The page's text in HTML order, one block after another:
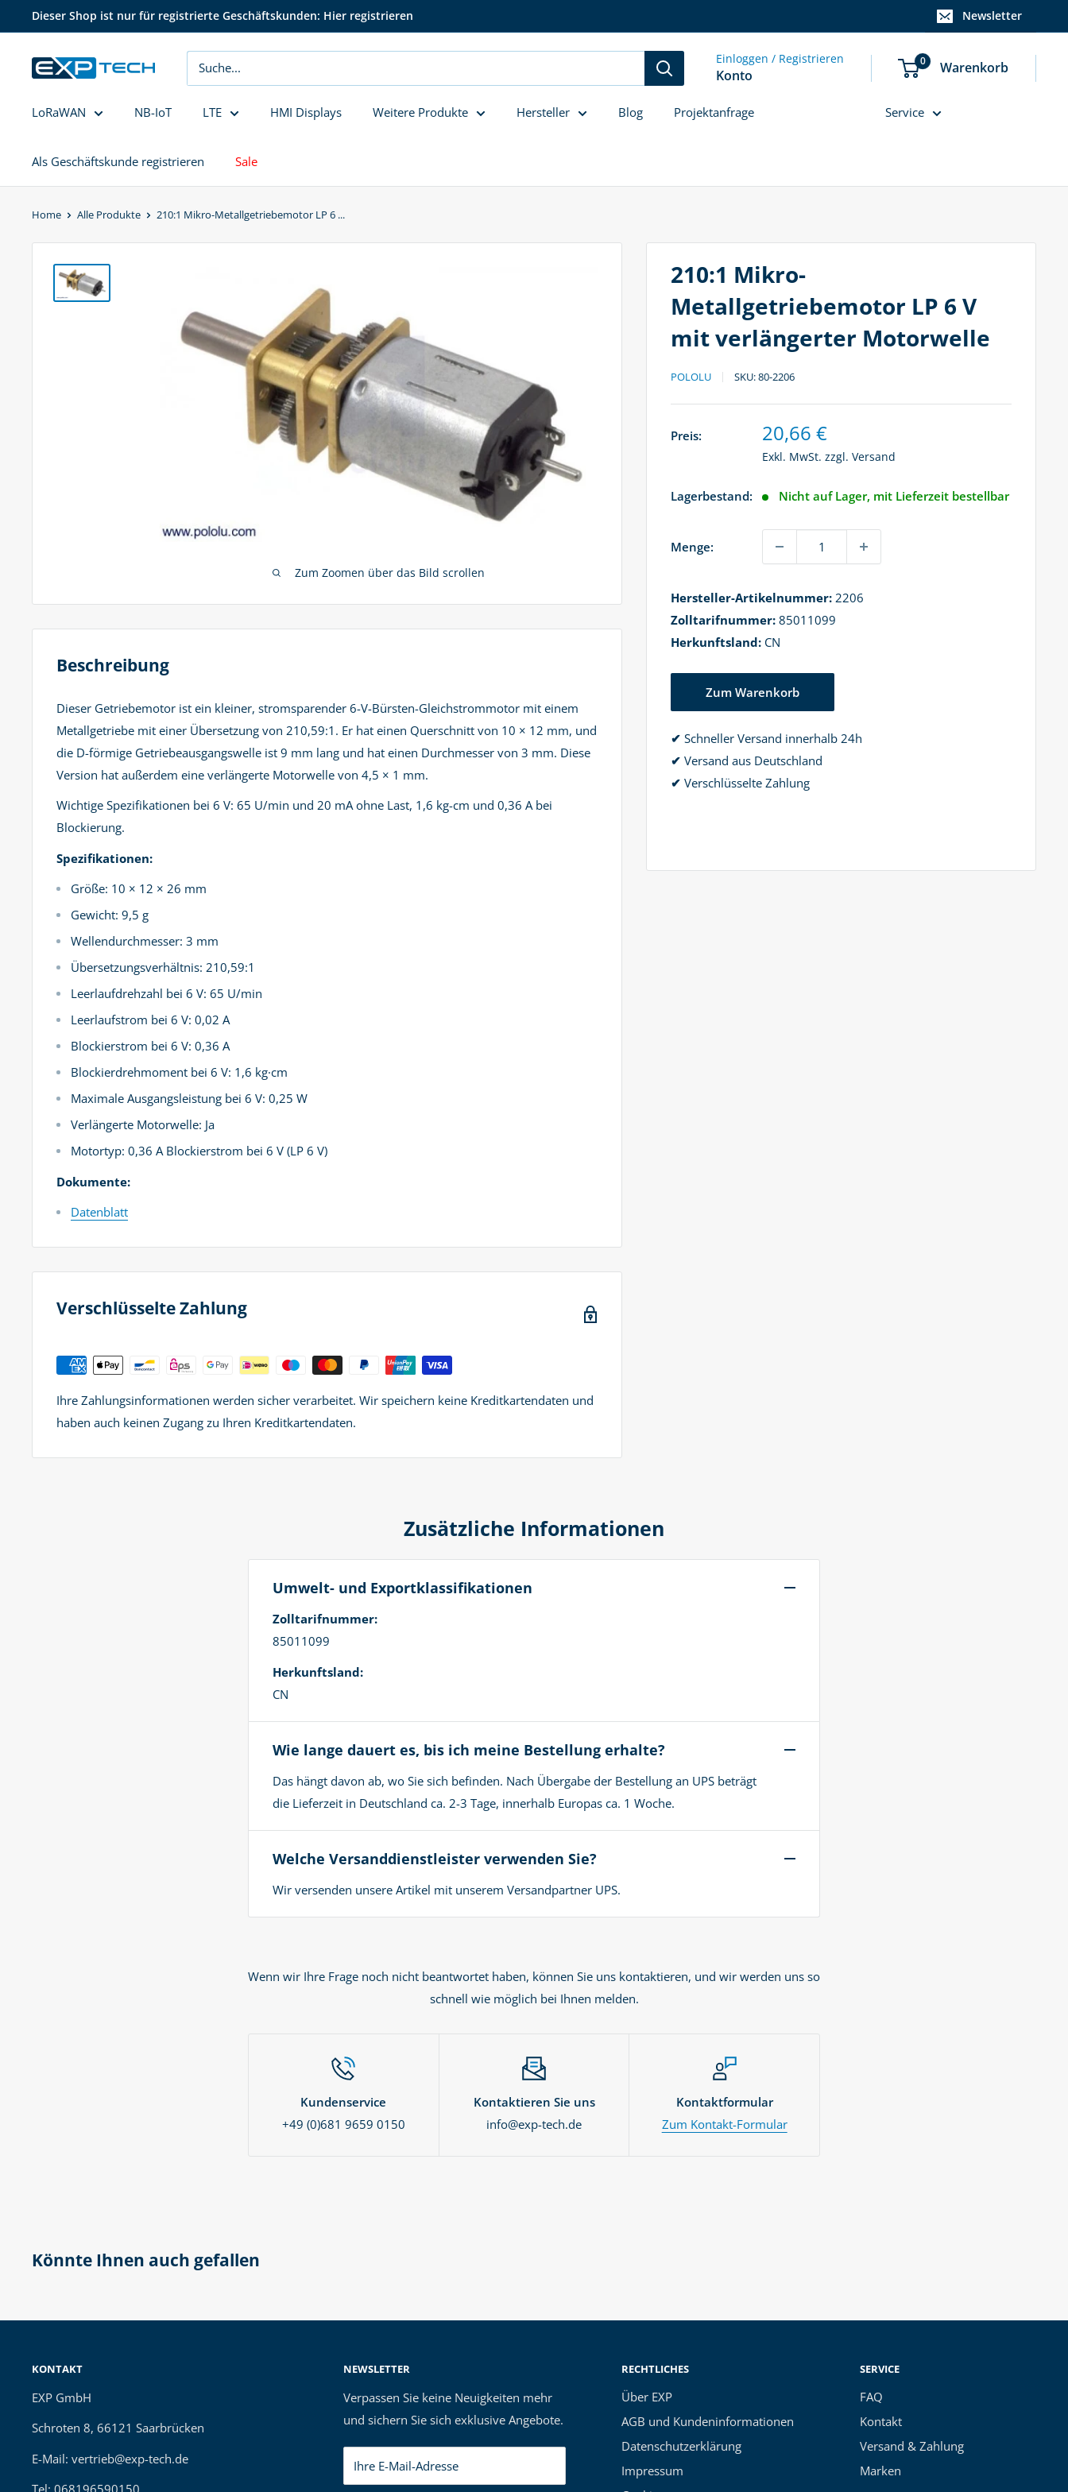
zum
Dieser Shop ist nur für registrierte Geschäftskunden: Hier registrieren Newsletter
EXP
Einloggen / Registrieren
Konto
0 Warenkorb
LoRaWAN NB-IoT LTE HMI Displays Weitere Produkte Hersteller Blog Projektanfrage
Als Geschäftskunde registrieren Sale
Service
Home Alle Produkte 210:1 Mikro-Metallgetriebemotor LP 6 ...
Zum Zoomen über das Bild scrollen
210:1 Mikro-
Metallgetriebemotor LP 6 V
mit verlängerter Motorwelle
POLOLU SKU:80-2206
Preis: Sonderpreis
20,66 €
Exkl. MwSt. zzgl.Versand
Lagerbestand: Nicht auf Lager, mit Lieferzeit bestellbar
Menge:
Hersteller-Artikelnummer: 2206
Zolltarifnummer: 85011099
Herkunftsland: CN
Zum Warenkorb
✔ Schneller Versand innerhalb 24h
✔Versand aus Deutschland
✔ Verschlüsselte Zahlung
Beschreibung
Dieser Getriebemotor ist ein kleiner, stromsparender 6-V-Bürsten-Gleichstrommotor mit einem
Metallgetriebe mit einer Übersetzung von 210,59:1. Er hat einen Querschnitt von 10 × 12 mm, und
die D-förmige Getriebeausgangswelle ist 9 mm lang und hat einen Durchmesser von 3 mm. Diese
Version hat außerdem eine verlängerte Motorwelle von 4,5 × 1 mm.
Wichtige Spezifikationen bei 6 V: 65 U/min und 20 mA ohne Last, 1,6 kg-cm und 0,36 A bei
Blockierung.
Spezifikationen:
Größe: 10 × 12 × 26 mm
Gewicht: 9,5 g
Wellendurchmesser: 3 mm
Übersetzungsverhältnis: 210,59:1
Leerlaufdrehzahl bei 6 V: 65 U/min
Leerlaufstrom bei 6 V: 0,02 A
Blockierstrom bei 6 V: 0,36 A
Blockierdrehmoment bei 6 V: 1,6 kg·cm
Maximale Ausgangsleistung bei 6 V: 0,25 W
Verlängerte Motorwelle: Ja
Motortyp: 0,36 A Blockierstrom bei 6 V (LP 6 V)
Dokumente:
Datenblatt
Verschlüsselte Zahlung
Ihre Zahlungsinformationen werden sicher verarbeitet. Wir speichern keine Kreditkartendaten und
haben auch keinen Zugang zu Ihren Kreditkartendaten.
Zusätzliche Informationen
Umwelt- und Exportklassifikationen
Zolltarifnummer:
85011099
Herkunftsland:
CN
Wie lange dauert es, bis ich meine Bestellung erhalte?
Das hängt davon ab, wo Sie sich befinden. Nach Übergabe der Bestellung an UPS beträgt
die Lieferzeit in Deutschland ca. 2-3 Tage, innerhalb Europas ca. 1 Woche.
Welche Versanddienstleister verwenden Sie?
Wir versenden unsere Artikel mit unserem Versandpartner UPS.
Wenn wir Ihre Frage noch nicht beantwortet haben, können Sie uns kontaktieren, und wir werden uns so
schnell wie möglich bei Ihnen melden.
Kundenservice
+49 (0)681 9659 0150
Kontaktieren Sie uns
info@exp-tech.de
Kontaktformular
Zum Kontakt-Formular
Könnte Ihnen auch gefallen
KONTAKT
EXP GmbH
Schroten 8, 66121 Saarbrücken
E-Mail: vertrieb@exp-tech.de
NEWSLETTER
Verpassen Sie keine Neuigkeiten mehr
und sichern Sie sich exklusive Angebote.
Ihre E-Mail-Adresse
RECHTLICHES
Über EXP
AGB und Kundeninformationen
Datenschutzerklärung
Impressum
SERVICE
FAQ
Kontakt
Versand & Zahlung
Marken